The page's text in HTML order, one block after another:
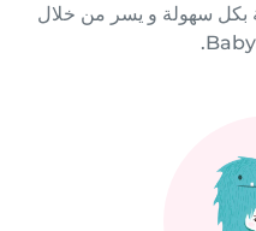
بكل سهولة و يسر من خلال